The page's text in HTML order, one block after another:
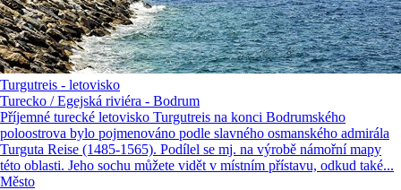
Turgutreis - letovisko
Turecko / Egejská riviéra - Bodrum
Příjemné turecké letovisko Turgutreis na konci Bodrumského
poloostrova bylo pojmenováno podle slavného osmanského admirála
Turguta Reise (1485-1565). Podílel se mj. na výrobě námořní mapy
této oblasti. Jeho sochu můžete vidět v místním přístavu, odkud také...
Město